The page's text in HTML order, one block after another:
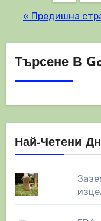
на
на
страници
« Предишна
Търсене В
Най-Четени